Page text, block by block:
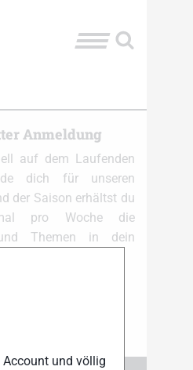
Anmeldung
auf dem Laufenden
dich für unseren
der Saison erhältst du
pro Woche die
Themen in dein
Account und völlig